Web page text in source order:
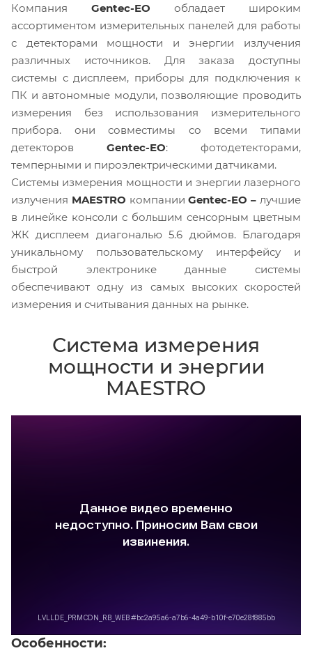
Компания Gentec-EO обладает широким
ассортиментом измерительных панелей для работы
с детекторами мощности и энергии излучения
различных источников. Для заказа доступны
системы с дисплеем, приборы для подключения к
ПК и автономные модули, позволяющие проводить
измерения без использования измерительного
прибора. они совместимы со всеми типами
детекторов Gentec-EO: фотодетекторами,
темперными и пироэлектрическими датчиками.
Системы измерения мощности и энергии лазерного
излучения MAESTRO компанииGentec-EO –лучшие
в линейке консоли с большим сенсорным цветным
ЖК дисплеем диагональю 5.6 дюймов. Благодаря
уникальному пользовательскому интерфейсу и
быстрой электронике данные системы
обеспечивают одну из самых высоких скоростей
измерения и считывания данных на рынке.
Система измерения
мощности и энергии
MAESTRO
Особенности: